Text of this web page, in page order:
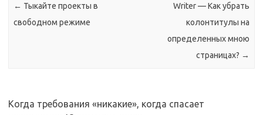
← Тыкайте проекты в
свободном режиме
Writer — Как убрать
колонтитулы на
определенных мною
страницах? →
Когда требования «никакие», когда спасает